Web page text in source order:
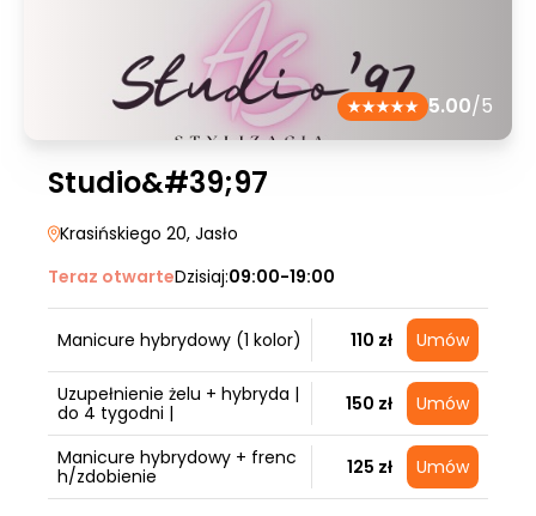
5.00/5
Studio&#39;97
Krasińskiego 20, Jasło
Teraz otwarteDzisiaj:09:00-19:00
Manicure hybrydowy (1 kolor) 110 zł Umów
Uzupełnienie żelu + hybryda |
do 4 tygodni |
150 zł Umów
Manicure hybrydowy + frenc
h/zdobienie
125 zł Umów